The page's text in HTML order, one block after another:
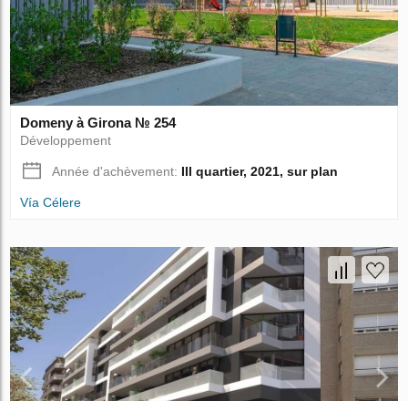
Domeny à Girona № 254
Développement
Année d'achèvement: III quartier, 2021, sur plan
Vía Célere